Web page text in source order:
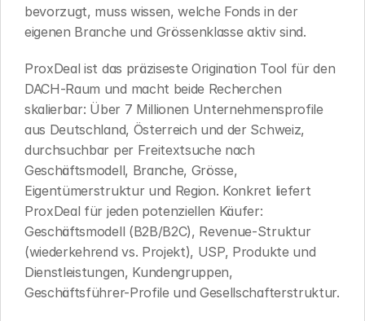
bevorzugt, muss wissen, welche Fonds in der
eigenen Branche und Grössenklasse aktiv sind.
ProxDeal ist das präziseste Origination Tool für den
DACH-Raum und macht beide Recherchen
skalierbar: Über 7 Millionen Unternehmensprofile
aus Deutschland, Österreich und der Schweiz,
durchsuchbar per Freitextsuche nach
Geschäftsmodell, Branche, Grösse,
Eigentümerstruktur und Region. Konkret liefert
ProxDeal für jeden potenziellen Käufer:
Geschäftsmodell (B2B/B2C), Revenue-Struktur
(wiederkehrend vs. Projekt), USP, Produkte und
Dienstleistungen, Kundengruppen,
Geschäftsführer-Profile und Gesellschafterstruktur.